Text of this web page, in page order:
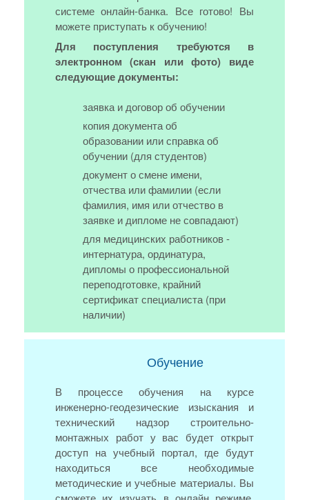
системе онлайн-банка. Все готово! Вы
можете приступать к обучению!
Для поступления требуются в
электронном (скан или фото) виде
следующие документы:
заявка и договор об обучении
копия документа об
образовании или справка об
обучении (для студентов)
документ о смене имени,
отчества или фамилии (если
фамилия, имя или отчество в
заявке и дипломе не совпадают)
для медицинских работников -
интернатура, ординатура,
дипломы о профессиональной
переподготовке, крайний
сертификат специалиста (при
наличии)
Обучение
В процессе обучения на курсе
инженерно-геодезические изыскания и
технический надзор строительно-
монтажных работ у вас будет открыт
доступ на учебный портал, где будут
находиться все необходимые
методические и учебные материалы. Вы